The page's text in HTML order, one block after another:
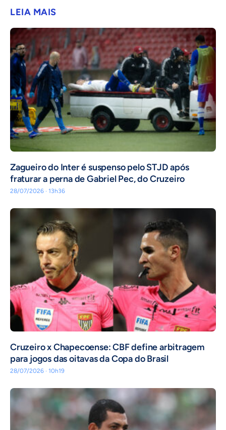
LEIA MAIS
Zagueiro do Inter é suspenso pelo STJD após
fraturar a perna de Gabriel Pec, do Cruzeiro
28/07/2026 · 13h36
Cruzeiro x Chapecoense: CBF define arbitragem
para jogos das oitavas da Copa do Brasil
28/07/2026 · 10h19